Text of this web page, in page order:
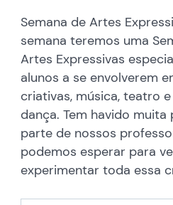
Semana de Artes
semana teremos uma
Artes Expressivas
alunos a se envolverem
criativas, música, teatro
dança. Tem havido
parte de nossos
podemos esperar para
experimentar toda essa